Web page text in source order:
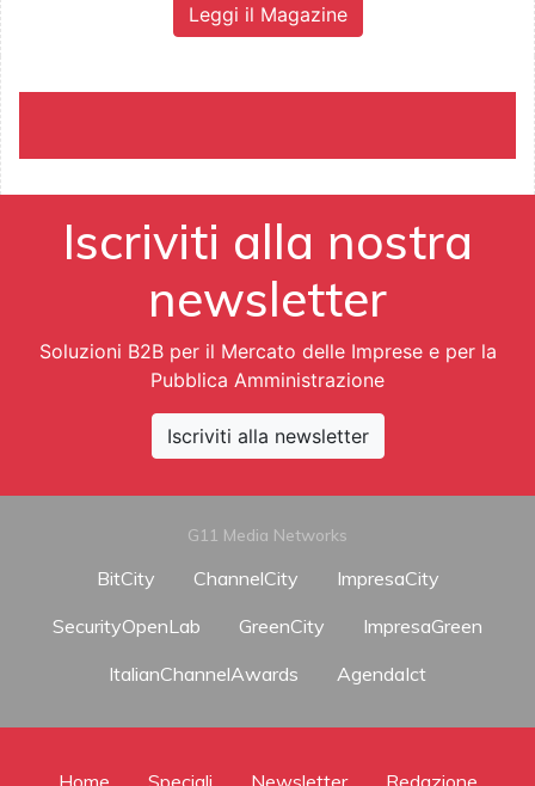
Leggi il Magazine
Iscriviti alla nostra
newsletter
Soluzioni B2B per il Mercato delle Imprese e per la
Pubblica Amministrazione
Iscriviti alla newsletter
G11 Media Networks
BitCity ChannelCity
ImpresaCity
SecurityOpenLab
GreenCity
ImpresaGreen
ItalianChannelAwards
AgendaIct
Home Speciali Newsletter Redazione